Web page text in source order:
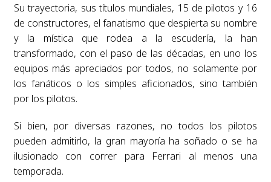
Su trayectoria, sus títulos mundiales, 15 de pilotos y 16
de constructores, el fanatismo que despierta su nombre
y la mística que rodea a la escudería, la han
transformado, con el paso de las décadas, en uno los
equipos más apreciados por todos, no solamente por
los fanáticos o los simples aficionados, sino también
por los pilotos.
Si bien, por diversas razones, no todos los pilotos
pueden admitirlo, la gran mayoría ha soñado o se ha
ilusionado con correr para Ferrari al menos una
temporada.